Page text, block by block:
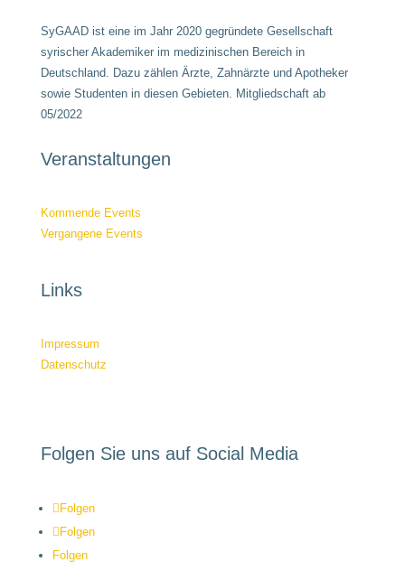
SyGAAD ist eine im Jahr 2020 gegründete Gesellschaft
syrischer Akademiker im medizinischen Bereich in
Deutschland. Dazu zählen Ärzte, Zahnärzte und Apotheker
sowie Studenten in diesen Gebieten. Mitgliedschaft ab
05/2022
Veranstaltungen
Kommende Events
Vergangene Events
Links
Impressum
Datenschutz
Folgen Sie uns auf Social Media
Folgen
Folgen
Folgen